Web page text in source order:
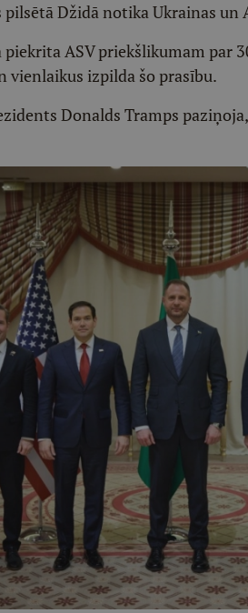
pilsētā Džidā notika Ukrainas un
piekrita ASV priekšlikumam par
vienlaikus izpilda šo prasību.
Donalds Tramps